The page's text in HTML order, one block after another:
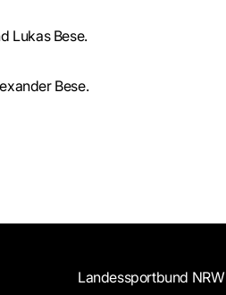
Lukas Bese.
Bese.
Landessportbund NRW